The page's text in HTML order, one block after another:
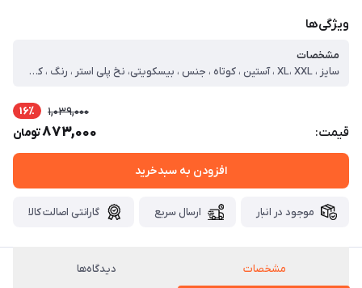
ویژگی‌ها
مشخصات
سایز ، XL، XXL ، آستین ، کوتاه ، جنس ، بیسکویتی، نخ پلی استر ، رنگ ، کرمی ، یقه ، برگردان ، طرح ، کبریتی ، طرح پارچه ، طرحدار ، نحوه بسته شدن ، دکمه-ای ، نوع ، پیراهن ، سایز مدل ، ایکس لارج ، سایز ایکس لارج ، دور سینه=108 قد=73 آستین=24 ، سایز دو ایکس لارج ، دور سینه=120 قد=74 آستین=26
قیمت:
1,039,000 16٪
873,000تومان
افزودن به سبدخرید
موجود در انبار ارسال سریع گارانتی اصالت کالا
مشخصات دیدگاه‌ها